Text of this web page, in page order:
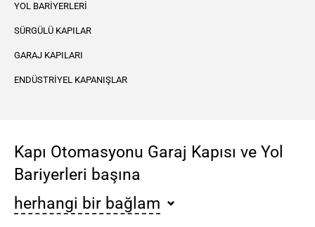
YOL BARIYERLERI
SÜRGÜLÜ KAPILAR
GARAJ KAPILARI
ENDÜSTRIYEL KAPANIŞLAR
Kapı Otomasyonu Garaj Kapısı ve Yol
Bariyerleri başına
herhangi bir bağlam